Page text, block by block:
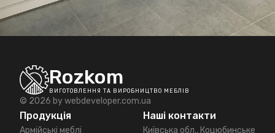
Rozkom
ВИГОТОВЛЕННЯ ТА ВИРОБНИЦТВО МЕБЛІВ
© 2026 bywebdeveloper.com.ua
Продукція
Армійські меблі
Наші контакти
Київська обл., Коцюбинське